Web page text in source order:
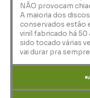
NÃO provocam
A maioria dos
conservados estão
vinil fabricado há
sido tocado várias
vai durar pra